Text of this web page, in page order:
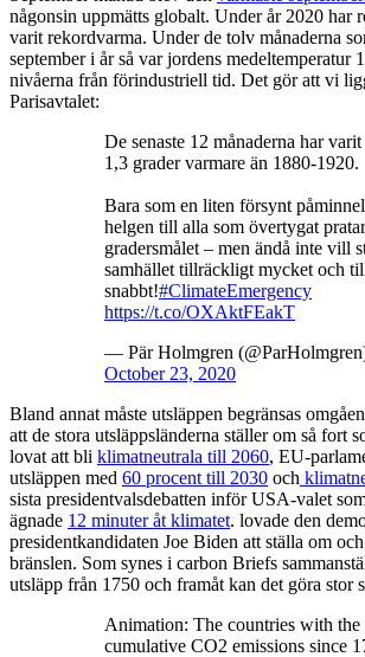
någonsin uppmätts globalt. Under år 2020 har
varit rekordvarma. Under de tolv månaderna
september i år så var jordens medeltemperatur
nivåerna från förindustriell tid. Det gör att vi
Parisavtalet:
De senaste 12 månaderna har varit
1,3 grader varmare än 1880-1920.
Bara som en liten försynt
helgen till alla som övertygat
gradersmålet – men ändå inte vill
samhället tillräckligt mycket och
snabbt!#ClimateEmergency
https://t.co/OXAktFEakT
— Pär Holmgren
October 23, 2020
Bland annat måste utsläppen begränsas
att de stora utsläppsländerna ställer om så fort
lovat att bli klimatneutrala till 2060, EU-
utsläppen med 60 procent till 2030 och
sista presidentvalsdebatten inför USA-valet
ägnade 12 minuter åt klimatet. lovade den
presidentkandidaten Joe Biden att ställa om
bränslen. Som synes i carbon Briefs
utsläpp från 1750 och framåt kan det göra stor
Animation: The countries with the
cumulative CO2 emissions since